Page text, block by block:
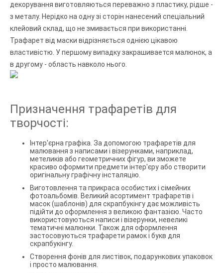
декорування виготовляються переважно з пластику, рідше -
з металу. Нерідко на одну зі сторін нанесений спеціальний
клейовий склад, що не змивається при використанні.
Трафарет від маски відрізняється однією цікавою
властивістю. У першому випадку закрашивается малюнок, а
в другому - область навколо нього.
Призначення трафаретів для
творчості:
Інтер'єрна графіка. За допомогою трафаретів для
малювання з написами і візерунками, наприклад,
метеликів або геометричних фігур, ви зможете
красиво оформити предмети інтер'єру або створити
оригінальну графічну інсталяцію.
Виготовлення та прикраса особистих і сімейних
фотоальбомів. Великий асортимент трафаретів і
масок (шаблонів) для скрапбукінгу дає можливість
підійти до оформлення з великою фантазією. Часто
використовуються написи і візерунки, невеликі
тематичні малюнки. Також для оформлення
застосовуються трафарети рамок і букв для
скрапбукінгу.
Створення фонів для листівок, подарункових упаковок
і просто малювання.